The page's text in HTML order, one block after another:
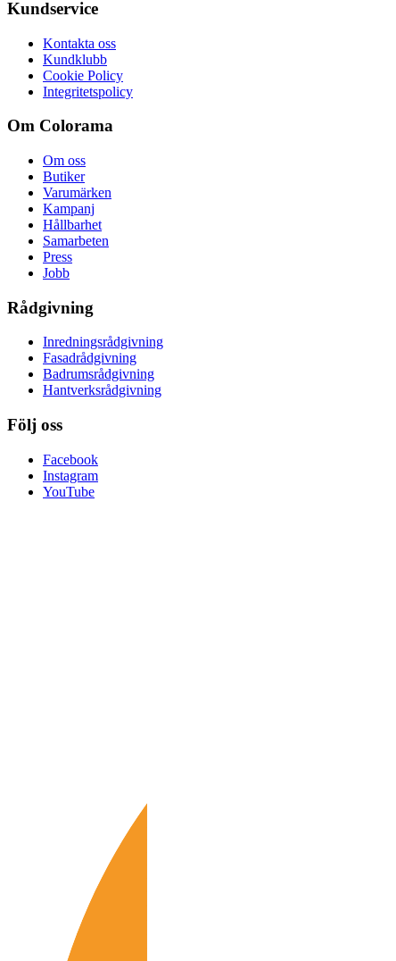
Kundservice
Kontakta oss
Kundklubb
Cookie Policy
Integritetspolicy
Om Colorama
Om oss
Butiker
Varumärken
Kampanj
Hållbarhet
Samarbeten
Press
Jobb
Rådgivning
Inredningsrådgivning
Fasadrådgivning
Badrumsrådgivning
Hantverksrådgivning
Följ oss
Facebook
Instagram
YouTube